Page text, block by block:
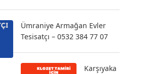
Ümraniye Armağan Evler
Tesisatçı – 0532 384 77 07
Karşıyaka